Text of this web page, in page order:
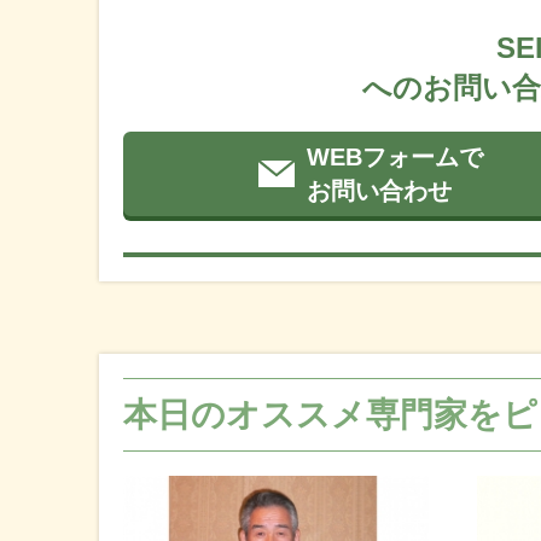
へのお問い
WEBフォームで
お問い合わせ
本日のオススメ専門家を